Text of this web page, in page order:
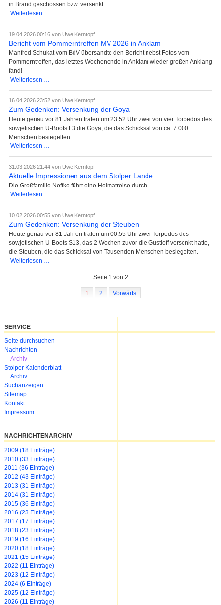
in Brand geschossen bzw. versenkt.
Weiterlesen …
Versenkung
der
und
19.04.2026 00:16 von Uwe Kerntopf
Bericht vom Pommerntreffen MV 2026 in Anklam
Manfred Schukat vom BdV übersandte den Bericht nebst Fotos vom
Pommerntreffen, das letztes Wochenende in Anklam wieder großen Anklang
fand!
Weiterlesen …
Pommerntreffen
16.04.2026 23:52 von Uwe Kerntopf
Zum Gedenken: Versenkung der Goya
Heute genau vor 81 Jahren trafen um 23:52 Uhr zwei von vier Torpedos des
sowjetischen U-Boots L3 die Goya, die das Schicksal von ca. 7.000
Menschen besiegelten.
Weiterlesen …
Versenkung
31.03.2026 21:44 von Uwe Kerntopf
Aktuelle Impressionen aus dem Stolper Lande
Die Großfamilie Noffke führt eine Heimatreise durch.
Weiterlesen …
aus
10.02.2026 00:55 von Uwe Kerntopf
Zum Gedenken: Versenkung der Steuben
Heute genau vor 81 Jahren trafen um 00:55 Uhr zwei Torpedos des
sowjetischen U-Boots S13, das 2 Wochen zuvor die Gustloff versenkt hatte,
die Steuben, die das Schicksal von Tausenden Menschen besiegelten.
Weiterlesen …
Seite 1 von 2
1 2 Vorwärts
SERVICE
Navigation
überspringen
Seite durchsuchen
Nachrichten
Archiv
Stolper Kalenderblatt
Archiv
Suchanzeigen
Sitemap
Kontakt
Impressum
NACHRICHTENARCHIV
2009 (18 Einträge)
2010 (33 Einträge)
2011 (36 Einträge)
2012 (43 Einträge)
2013 (31 Einträge)
2014 (31 Einträge)
2015 (36 Einträge)
2016 (23 Einträge)
2017 (17 Einträge)
2018 (23 Einträge)
2019 (16 Einträge)
2020 (18 Einträge)
2021 (15 Einträge)
2022 (11 Einträge)
2023 (12 Einträge)
2024 (6 Einträge)
2025 (12 Einträge)
2026 (11 Einträge)